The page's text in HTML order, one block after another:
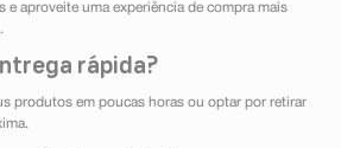
e aproveite uma experiência de compra mais
rápida?
produtos em poucas horas ou optar por retirar